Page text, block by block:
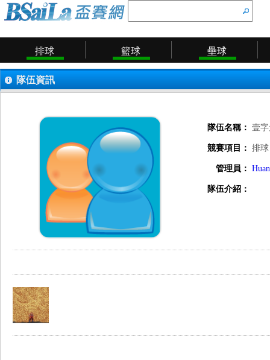
排球 籃球 壘球
隊伍資訊
隊伍名稱： 壹
競賽項目： 排球
管理員：
隊伍介紹：